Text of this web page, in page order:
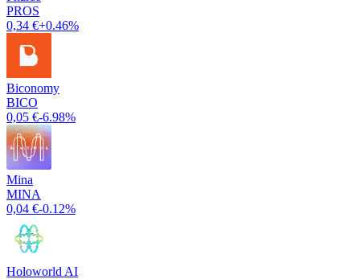
PROS
0,34 €+0.46%
Biconomy
BICO
0,05 €-6.98%
Mina
MINA
0,04 €-0.12%
Holoworld AI